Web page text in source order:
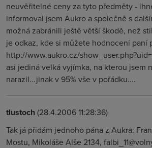
neuvěřitelné ceny za tyto předměty -
informoval jsem Aukro a společně s
možná zabránili ještě větší škodě, než
je odkaz, kde si můžete hodnocení paní
http://www.aukro.cz/
asi jediná velká vyjímka, na kterou jsem
narazil...jinak v 95% vše v pořádku....
tlustoch(28.4.2006 11:28:36)
Tak já přidám jednoho pána z Aukra:
Mostu, Mikoláše Alše 2134,